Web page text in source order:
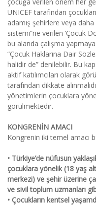
UNICEF tarafından
adamış şehirlere veya
sistemi”ne verilen ‘Çocuk
bu alanda çalışma
“Çocuk Haklarına Dair
halidir de” denilebilir. Bu
aktif katılımcıları olarak
tarafından dikkate
yönetimlerin çocuklara
görülmektedir.
KONGRENİN AMACI
Kongrenin iki temel amacı
• Türkiye’de nüfusun
çocuklara yönelik (18 yaş
merkezi) ve şehir üzerine
ve sivil toplum uzmanları
• Çocukların kentsel